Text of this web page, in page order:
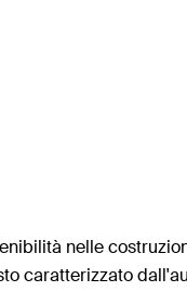
nelle
caratterizzato